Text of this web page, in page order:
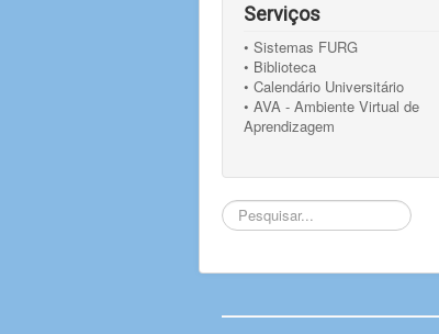
Serviços
• Sistemas FURG
• Biblioteca
• Calendário Universitário
• AVA - Ambiente Virtual de
Aprendizagem
Pesquisar...